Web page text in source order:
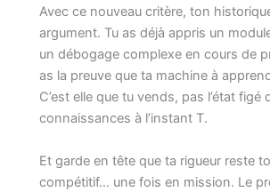
Avec ce nouveau critère, ton
argument. Tu as déjà appris un
un débogage complexe en cours de
as la preuve que ta machine à
C’est elle que tu vends, pas l’état figé
connaissances à l’instant T.
Et garde en tête que ta rigueur reste
compétitif… une fois en mission. Le